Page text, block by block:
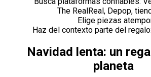
The RealReal, Depop,
Elige piezas
Haz del contexto parte del
Navidad lenta: un
planeta